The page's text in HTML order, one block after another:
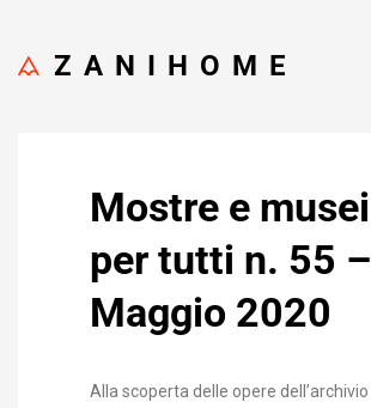
ZANIHOME
Mostre e musei
per tutti n. 55 –
Maggio 2020
Alla scoperta delle opere dell’archivio